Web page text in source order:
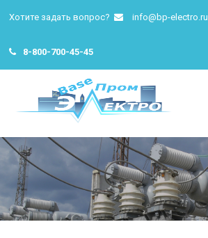
Хотите задать вопрос? info@bp-electro.ru
8-800-700-45-45